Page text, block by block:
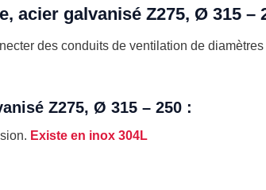
acier galvanisé Z275, Ø 315 –
des conduits de ventilation de
Z275, Ø 315 – 250 :
Existe en inox 304L